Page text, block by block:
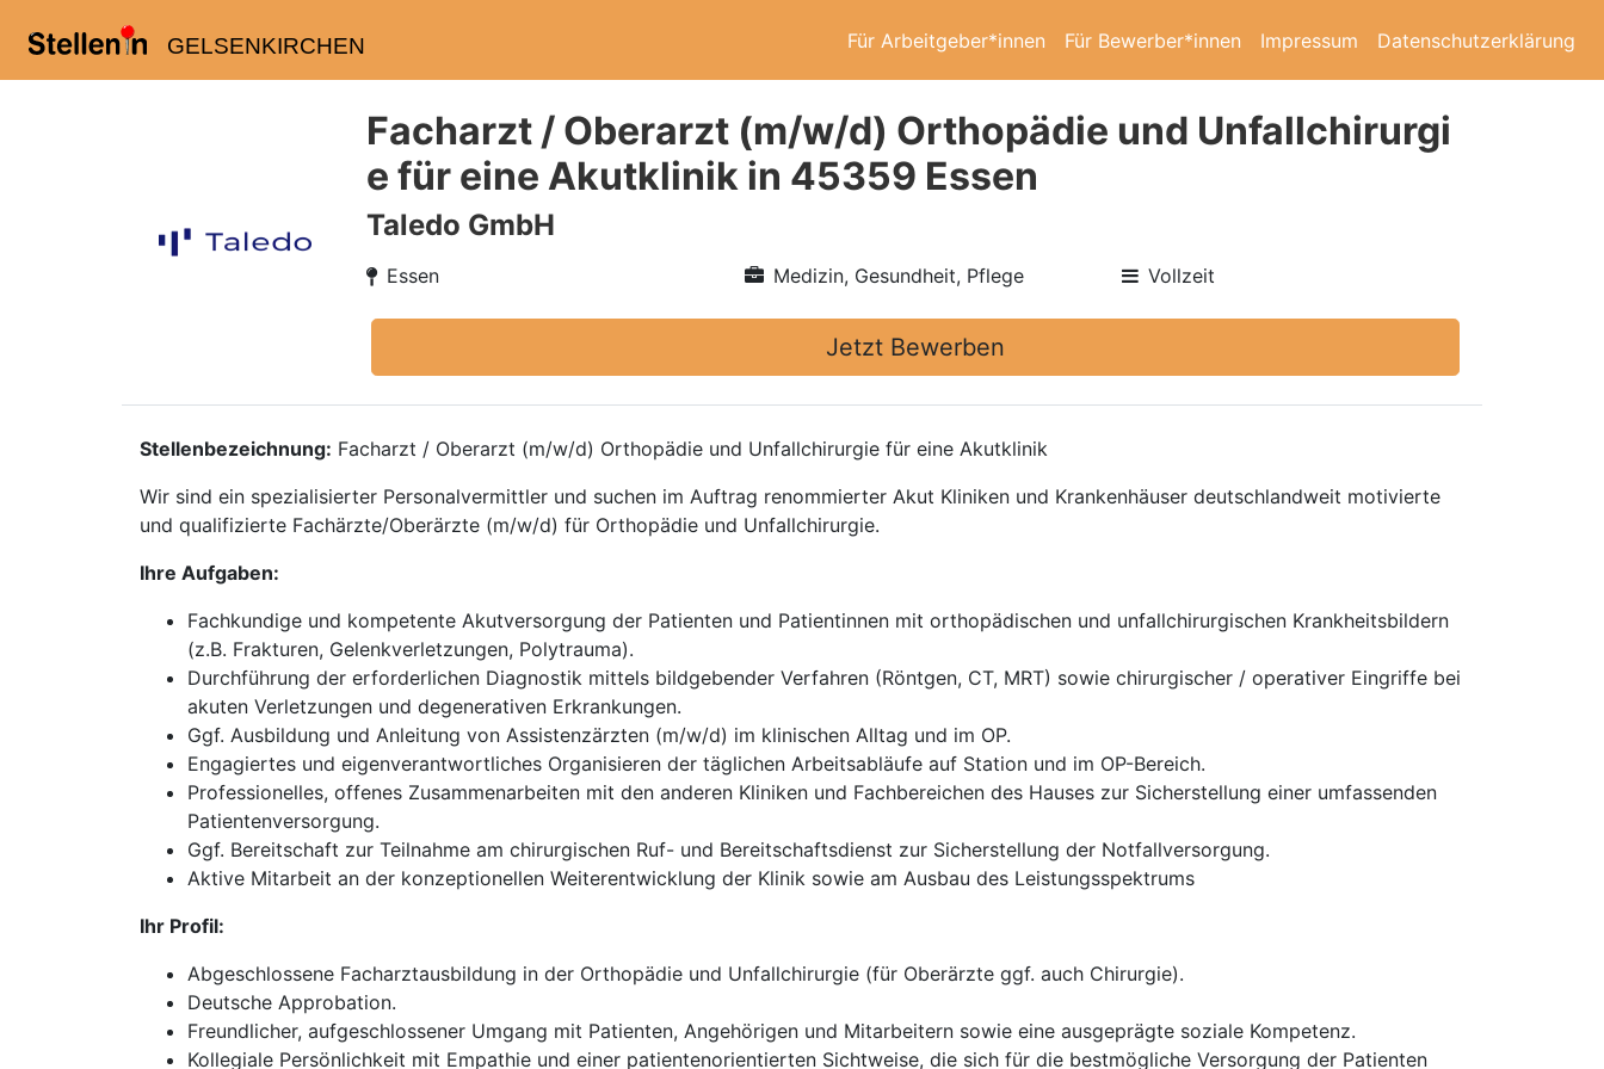
GELSENKIRCHEN Für Arbeitgeber*innen Für Bewerber*innen Impressum Datenschutzerklärung
Facharzt / Oberarzt (m/w/d) Orthopädie und Unfallchirurgi
e für eine Akutklinik in 45359 Essen
Taledo GmbH
Essen Medizin, Gesundheit, Pflege Vollzeit
Jetzt Bewerben
Stellenbezeichnung: Facharzt / Oberarzt (m/w/d) Orthopädie und Unfallchirurgie für eine Akutklinik
Wir sind ein spezialisierter Personalvermittler und suchen im Auftrag renommierter Akut Kliniken und Krankenhäuser deutschlandweit motivierte
und qualifizierte Fachärzte/Oberärzte (m/w/d) für Orthopädie und Unfallchirurgie.
Ihre Aufgaben:
Fachkundige und kompetente Akutversorgung der Patienten und Patientinnen mit orthopädischen und unfallchirurgischen Krankheitsbildern
(z.B. Frakturen, Gelenkverletzungen, Polytrauma).
Durchführung der erforderlichen Diagnostik mittels bildgebender Verfahren (Röntgen, CT, MRT) sowie chirurgischer / operativer Eingriffe bei
akuten Verletzungen und degenerativen Erkrankungen.
Ggf. Ausbildung und Anleitung von Assistenzärzten (m/w/d) im klinischen Alltag und im OP.
Engagiertes und eigenverantwortliches Organisieren der täglichen Arbeitsabläufe auf Station und im OP-Bereich.
Professionelles, offenes Zusammenarbeiten mit den anderen Kliniken und Fachbereichen des Hauses zur Sicherstellung einer umfassenden
Patientenversorgung.
Ggf. Bereitschaft zur Teilnahme am chirurgischen Ruf- und Bereitschaftsdienst zur Sicherstellung der Notfallversorgung.
Aktive Mitarbeit an der konzeptionellen Weiterentwicklung der Klinik sowie am Ausbau des Leistungsspektrums
Ihr Profil:
Abgeschlossene Facharztausbildung in der Orthopädie und Unfallchirurgie (für Oberärzte ggf. auch Chirurgie).
Deutsche Approbation.
Freundlicher, aufgeschlossener Umgang mit Patienten, Angehörigen und Mitarbeitern sowie eine ausgeprägte soziale Kompetenz.
Kollegiale Persönlichkeit mit Empathie und einer patientenorientierten Sichtweise, die sich für die bestmögliche Versorgung der Patienten